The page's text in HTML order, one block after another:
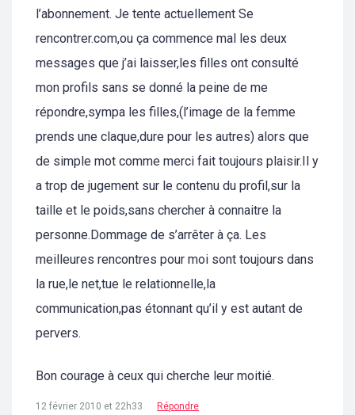
l’abonnement. Je tente actuellement Se
rencontrer.com,ou ça commence mal les deux
messages que j’ai laisser,les filles ont consulté
mon profils sans se donné la peine de me
répondre,sympa les filles,(l’image de la femme
prends une claque,dure pour les autres) alors que
de simple mot comme merci fait toujours plaisir.Il y
a trop de jugement sur le contenu du profil,sur la
taille et le poids,sans chercher à connaitre la
personne.Dommage de s’arrêter à ça. Les
meilleures rencontres pour moi sont toujours dans
la rue,le net,tue le relationnelle,la
communication,pas étonnant qu’il y est autant de
pervers.
Bon courage à ceux qui cherche leur moitié.
12 février 2010 et 22h33 Répondre